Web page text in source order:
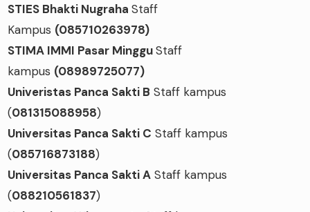
STIES Bhakti Nugraha Staff
Kampus (085710263978)
STIMA IMMI Pasar MingguStaff
kampus (08989725077)
Univeristas Panca Sakti B Staff kampus
(081315088958)
Universitas Panca Sakti C Staff kampus
(085716873188)
Universitas Panca Sakti A Staff kampus
(088210561837)